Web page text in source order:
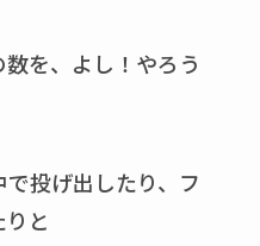
を、よし！やろう
投げ出したり、フ
と